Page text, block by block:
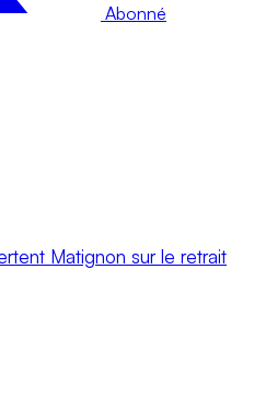
Abonné
Matignon sur le retrait